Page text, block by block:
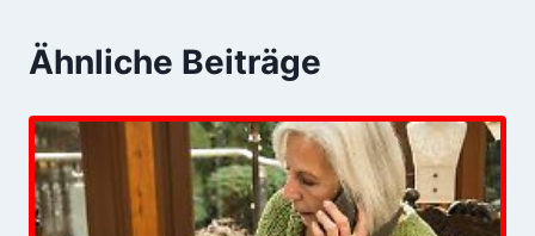
Ähnliche Beiträge